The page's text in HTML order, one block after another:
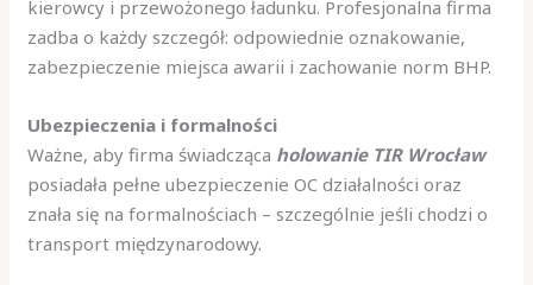
kierowcy i przewożonego ładunku. Profesjonalna firma
zadba o każdy szczegół: odpowiednie oznakowanie,
zabezpieczenie miejsca awarii i zachowanie norm BHP.
Ubezpieczenia i formalności
Ważne, aby firma świadcząca holowanie TIR Wrocław
posiadała pełne ubezpieczenie OC działalności oraz
znała się na formalnościach – szczególnie jeśli chodzi o
transport międzynarodowy.